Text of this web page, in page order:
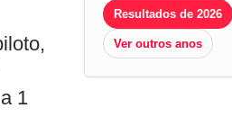
1
Resultados de 2026
Ver outros anos